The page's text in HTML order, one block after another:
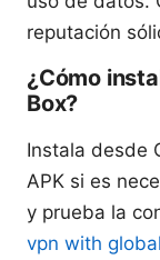
reputación
¿Cómo
Box?
Instala desde
APK si es
y prueba la
vpn with